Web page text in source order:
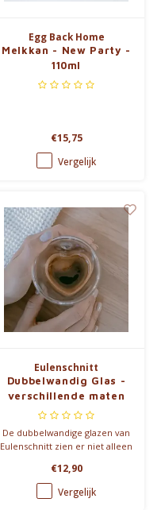
Egg Back Home
Melkkan - New Party -
110ml
€15,75
Vergelijk
Eulenschnitt
Dubbelwandig Glas -
verschillende maten
De dubbelwandige glazen van
Eulenschnitt zien er niet alleen
hartjesprint, maar zijn ook
nog eens heel praktisch.
€12,90
Vergelijk